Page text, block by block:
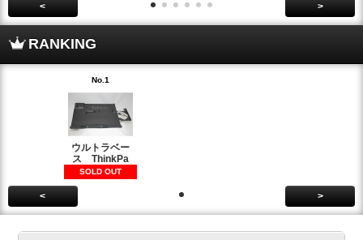
< >
RANKING
No.1
ウルトラベー
ス ThinkPa
SOLD OUT
< >